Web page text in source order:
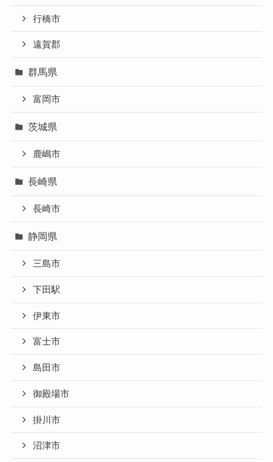
行橋市
遠賀郡
群馬県
富岡市
茨城県
鹿嶋市
長崎県
長崎市
静岡県
三島市
下田駅
伊東市
富士市
島田市
御殿場市
掛川市
沼津市